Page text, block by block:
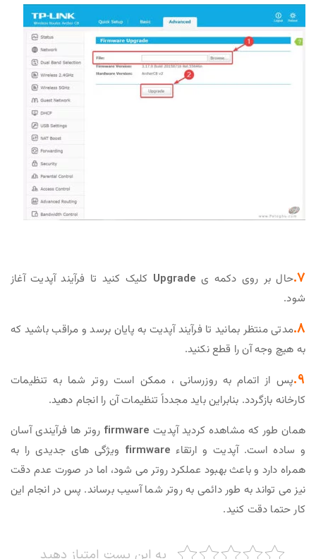
7. حال بر روی دکمه ی Upgrade کلیک کنید تا فرآیند آپدیت آغاز
شود.
8. مدتی منتظر بمانید تا فرآیند آپدیت به پایان برسد و مراقب باشید که
به هیچ وجه آن را قطع نکنید.
9. پس از اتمام به روزرسانی ، ممکن است روتر شما به تنظیمات
کارخانه بازگردد. بنابراین باید مجدداً تنظیمات آن را انجام دهید.
همان طور که مشاهده کردید آپدیت firmware روتر ها فرآیندی آسان
و ساده است. آپدیت و ارتقاء firmware ویژگی های جدیدی را به
همراه دارد و باعث بهبود عملکرد روتر می شود، اما در صورت عدم دقت
نیز می تواند به طور دائمی به روتر شما آسیب برساند. پس در انجام این
کار حتما دقت کنید.
به این پست امتیاز دهید